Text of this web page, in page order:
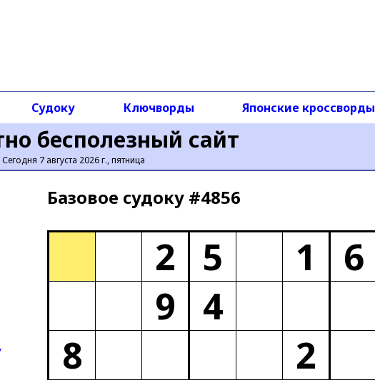
бесполезный сайт
Сегодня 7 августа 2026 г., пятница
Судоку Ключворды Японские кроссворды
Базовое cудоку #4856
2 5 1
6
9
4
8
2